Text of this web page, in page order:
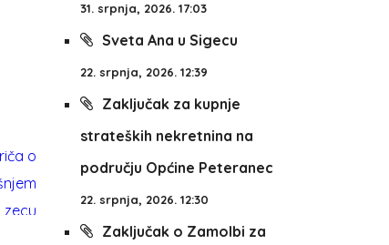
31. srpnja, 2026. 17:03
Sveta Ana u Sigecu
22. srpnja, 2026. 12:39
Zaključak za kupnje
strateških nekretnina na
području Općine Peteranec
22. srpnja, 2026. 12:30
Zaključak o Zamolbi za